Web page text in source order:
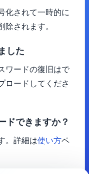
化されて一時的に
されます。
した
ワードの復旧はで
ロードしてくださ
ドできますか？
。詳細は使い方ペ